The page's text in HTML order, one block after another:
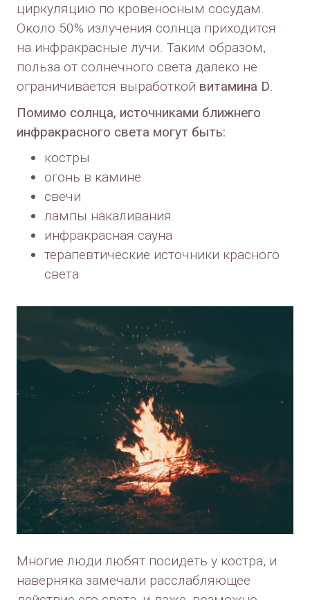
циркуляцию по кровеносным сосудам.
Около 50% излучения солнца приходится
на инфракрасные лучи. Таким образом,
польза от солнечного света далеко не
ограничивается выработкой витамина D.
Помимо солнца, источниками ближнего
инфракрасного света могут быть:
костры
огонь в камине
свечи
лампы накаливания
инфракрасная сауна
терапевтические источники красного
света
Многие люди любят посидеть у костра, и
наверняка замечали расслабляющее